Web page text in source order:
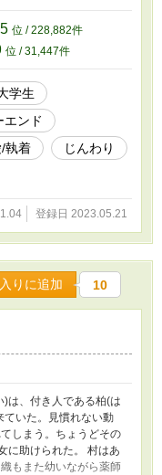
見るや驚き、目が見え
い蓮は帰り道、かず
あの頃と変わらない優
ずりながら想いを募ら
さな暖かい恋──。
位 / 228,882件
位 / 31,447件
学生
エンド
執着
じんわり
登録日 2023.05.21
りに追加 10
は、付き人である柏(は
ていた。見慣れない動
しまう。ちょうどその
に助けられた。 村はあ
もまた幼いながら薬師